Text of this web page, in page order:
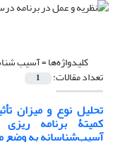
کلیدواژه‌ها =آسیب
تعداد مقالات: 1
تحلیل نوع و میزان
کمیتۀ برنامه
آسیب‌شناسانه به وضع